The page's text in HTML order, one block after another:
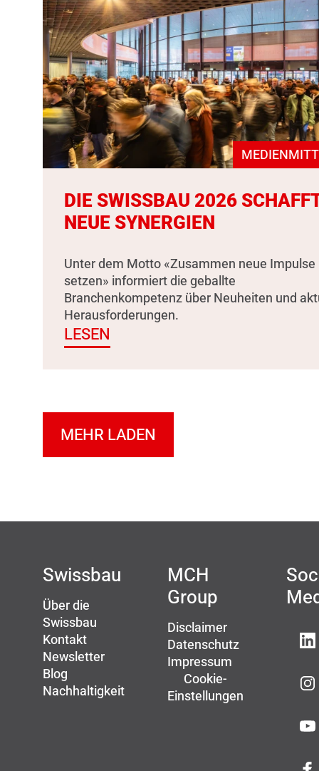
DIE SWISSBAU 2026
NEUE SYNERGIEN
Unter dem Motto «Zusammen neue Impulse
setzen» informiert die geballte
Branchenkompetenz über Neuheiten und
Herausforderungen.
LESEN
MEHR LADEN
Swissbau
Über die
Swissbau
Kontakt
Newsletter
Blog
Nachhaltigkeit
MCH
Group
Disclaimer
Datenschutz
Impressum
Cookie-
Einstellungen